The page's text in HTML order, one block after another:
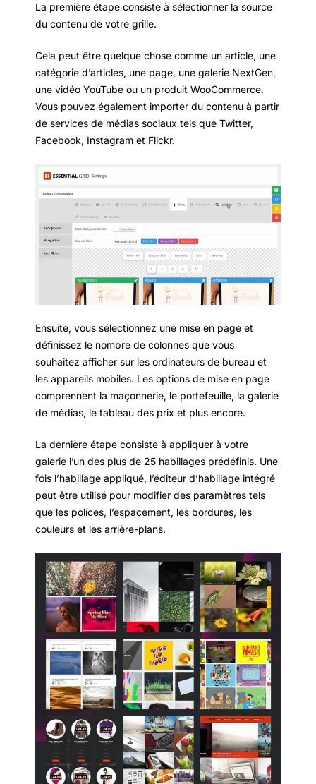
La première étape consiste à sélectionner la source
du contenu de votre grille.
Cela peut être quelque chose comme un article, une
catégorie d’articles, une page, une galerie NextGen,
une vidéo YouTube ou un produit WooCommerce.
Vous pouvez également importer du contenu à partir
de services de médias sociaux tels que Twitter,
Facebook, Instagram et Flickr.
Ensuite, vous sélectionnez une mise en page et
définissez le nombre de colonnes que vous
souhaitez afficher sur les ordinateurs de bureau et
les appareils mobiles. Les options de mise en page
comprennent la maçonnerie, le portefeuille, la galerie
de médias, le tableau des prix et plus encore.
La dernière étape consiste à appliquer à votre
galerie l’un des plus de 25 habillages prédéfinis. Une
fois l’habillage appliqué, l’éditeur d’habillage intégré
peut être utilisé pour modifier des paramètres tels
que les polices, l’espacement, les bordures, les
couleurs et les arrière-plans.